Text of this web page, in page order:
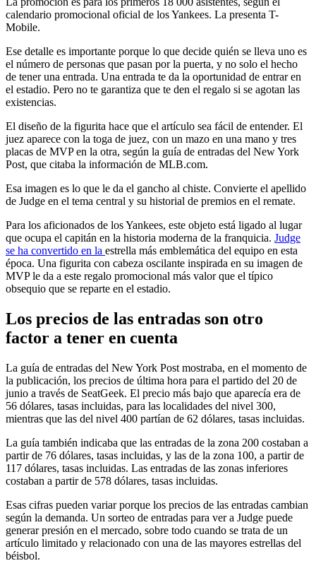
calendario promocional oficial de los Yankees. La presenta T-
Mobile.
Ese detalle es importante porque lo que decide quién se lleva uno es
el número de personas que pasan por la puerta, y no solo el hecho
de tener una entrada. Una entrada te da la oportunidad de entrar en
el estadio. Pero no te garantiza que te den el regalo si se agotan las
existencias.
El diseño de la figurita hace que el artículo sea fácil de entender. El
juez aparece con la toga de juez, con un mazo en una mano y tres
placas de MVP en la otra, según la guía de entradas del New York
Post, que citaba la información de MLB.com.
Esa imagen es lo que le da el gancho al chiste. Convierte el apellido
de Judge en el tema central y su historial de premios en el remate.
Para los aficionados de los Yankees, este objeto está ligado al lugar
que ocupa el capitán en la historia moderna de la franquicia. Judge
se ha convertido en la estrella más emblemática del equipo en esta
época. Una figurita con cabeza oscilante inspirada en su imagen de
MVP le da a este regalo promocional más valor que el típico
obsequio que se reparte en el estadio.
Los precios de las entradas son otro
factor a tener en cuenta
La guía de entradas del New York Post mostraba, en el momento de
la publicación, los precios de última hora para el partido del 20 de
junio a través de SeatGeek. El precio más bajo que aparecía era de
56 dólares, tasas incluidas, para las localidades del nivel 300,
mientras que las del nivel 400 partían de 62 dólares, tasas incluidas.
La guía también indicaba que las entradas de la zona 200 costaban a
partir de 76 dólares, tasas incluidas, y las de la zona 100, a partir de
117 dólares, tasas incluidas. Las entradas de las zonas inferiores
costaban a partir de 578 dólares, tasas incluidas.
Esas cifras pueden variar porque los precios de las entradas cambian
según la demanda. Un sorteo de entradas para ver a Judge puede
generar presión en el mercado, sobre todo cuando se trata de un
artículo limitado y relacionado con una de las mayores estrellas del
béisbol.